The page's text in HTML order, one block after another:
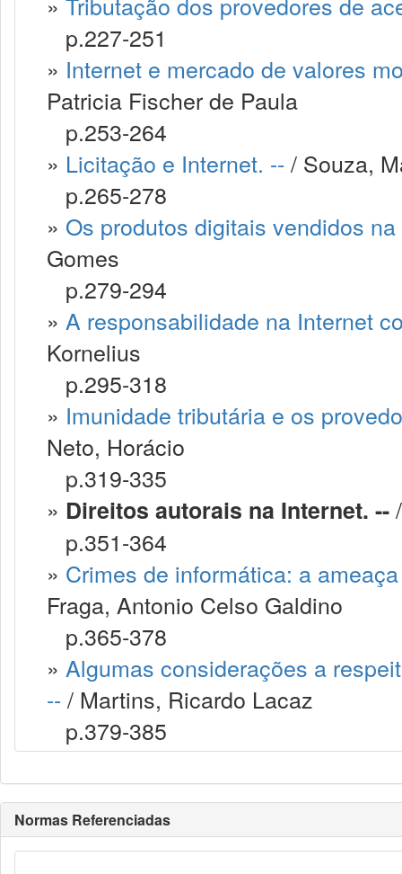
p.227-251
» Internet e mercado de valores
Patricia Fischer de Paula
p.253-264
» Licitação e Internet. -- / Souza,
p.265-278
» Os produtos digitais vendidos
Gomes
p.279-294
» A responsabilidade na Internet
Kornelius
p.295-318
» Imunidade tributária e os
Neto, Horácio
p.319-335
» Direitos autorais na Internet. --
p.351-364
» Crimes de informática: a
Fraga, Antonio Celso Galdino
p.365-378
» Algumas considerações a
-- / Martins, Ricardo Lacaz
p.379-385
Normas Referenciadas